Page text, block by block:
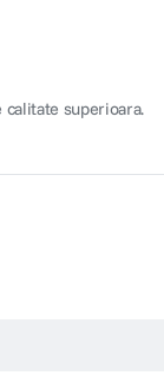
superioara.